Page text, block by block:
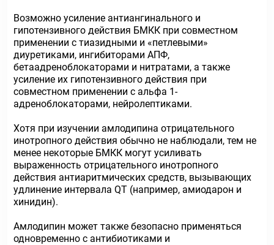
Возможно усиление антиангинального и
гипотензивного действия БМКК при совместном
применении с тиазидными и «петлевыми»
диуретиками, ингибиторами АПФ,
бетаадреноблокаторами и нитратами, а также
усиление их гипотензивного действия при
совместном применении с альфа 1-
адреноблокаторами, нейролептиками.
Хотя при изучении амлодипина отрицательного
инотропного действия обычно не наблюдали, тем не
менее некоторые БМКК могут усиливать
выраженность отрицательного инотропного
действия антиаритмических средств, вызывающих
удлинение интервала QТ (например, амиодарон и
хинидин).
Амлодипин может также безопасно применяться
одновременно с антибиотиками и